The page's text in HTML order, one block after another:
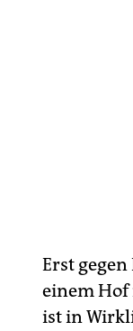
Erst
einem
ist in